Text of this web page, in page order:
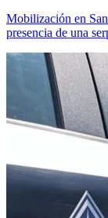
Mobilización en
presencia de una